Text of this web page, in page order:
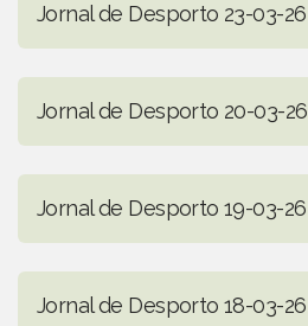
Jornal de Desporto 23-03-26
Jornal de Desporto 20-03-26
Jornal de Desporto 19-03-26
Jornal de Desporto 18-03-26